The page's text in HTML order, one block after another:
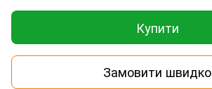
Купити
Замовити швидко